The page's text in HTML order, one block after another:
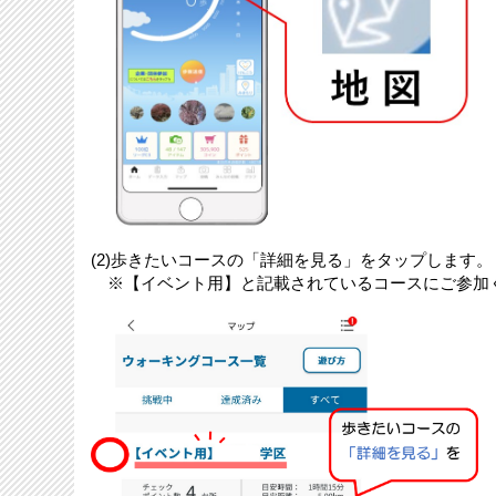
(2)歩きたいコースの「詳細を見る」をタップします。
※【イベント用】と記載されているコースにご参加